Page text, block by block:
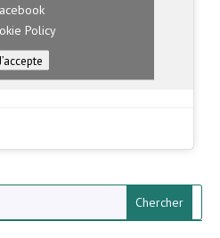
Policy
J’accepte